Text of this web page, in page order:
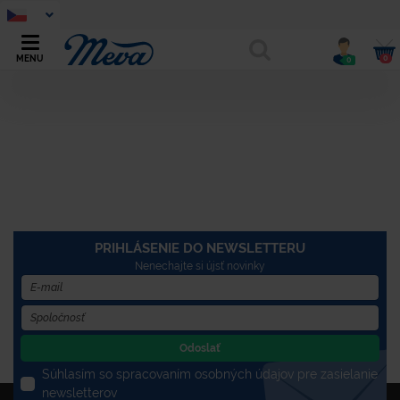
MENU 0 0
PRIHLÁSENIE DO NEWSLETTERU
Nenechajte si újsť novinky
Odoslať
Súhlasím so spracovaním osobných údajov pre zasielanie
newsletterov